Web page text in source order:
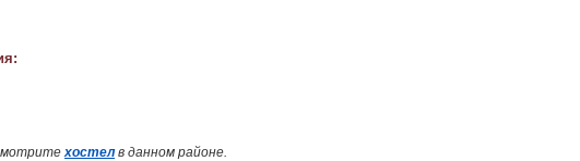
хостелв данном районе.